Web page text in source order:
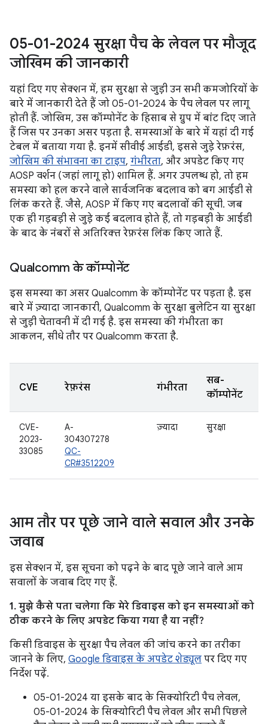
05-01-2024 सुरक्षा पैच के लेवल पर मौजूद
जोखिम की जानकारी
यहां दिए गए सेक्शन में, हम सुरक्षा से जुड़ी उन सभी कमजोरियों के
बारे में जानकारी देते हैं जो 05-01-2024 के पैच लेवल पर लागू
होती हैं. जोखिम, उस कॉम्पोनेंट के हिसाब से ग्रुप में बांट दिए जाते
हैं जिस पर उनका असर पड़ता है. समस्याओं के बारे में यहां दी गई
टेबल में बताया गया है. इनमें सीवीई आईडी, इससे जुड़े रेफ़रंस,
जोखिम की संभावना का टाइप, गंभीरता, और अपडेट किए गए
AOSP वर्शन (जहां लागू हो) शामिल हैं. अगर उपलब्ध हो, तो हम
समस्या को हल करने वाले सार्वजनिक बदलाव को बग आईडी से
लिंक करते हैं. जैसे, AOSP में किए गए बदलावों की सूची. जब
एक ही गड़बड़ी से जुड़े कई बदलाव होते हैं, तो गड़बड़ी के आईडी
के बाद के नंबरों से अतिरिक्त रेफ़रंस लिंक किए जाते हैं.
Qualcomm के कॉम्पोनेंट
इस समस्या का असर Qualcomm के कॉम्पोनेंट पर पड़ता है. इस
बारे में ज़्यादा जानकारी, Qualcomm के सुरक्षा बुलेटिन या सुरक्षा
से जुड़ी चेतावनी में दी गई है. इस समस्या की गंभीरता का
आकलन, सीधे तौर पर Qualcomm करता है.
CVE रेफ़रंस गंभीरता
सब-
कॉम्पोनेंट
CVE-
2023-
33085
A-
304307278
QC-
CR#3512209
ज़्यादा सुरक्षा
आम तौर पर पूछे जाने वाले सवाल और उनके
जवाब
इस सेक्शन में, इस सूचना को पढ़ने के बाद पूछे जाने वाले आम
सवालों के जवाब दिए गए हैं.
1. मुझे कैसे पता चलेगा कि मेरे डिवाइस को इन समस्याओं को
ठीक करने के लिए अपडेट किया गया है या नहीं?
किसी डिवाइस के सुरक्षा पैच लेवल की जांच करने का तरीका
जानने के लिए, Google डिवाइस के अपडेट शेड्यूल पर दिए गए
निर्देश पढ़ें.
05-01-2024 या इसके बाद के सिक्योरिटी पैच लेवल,
05-01-2024 के सिक्योरिटी पैच लेवल और सभी पिछले